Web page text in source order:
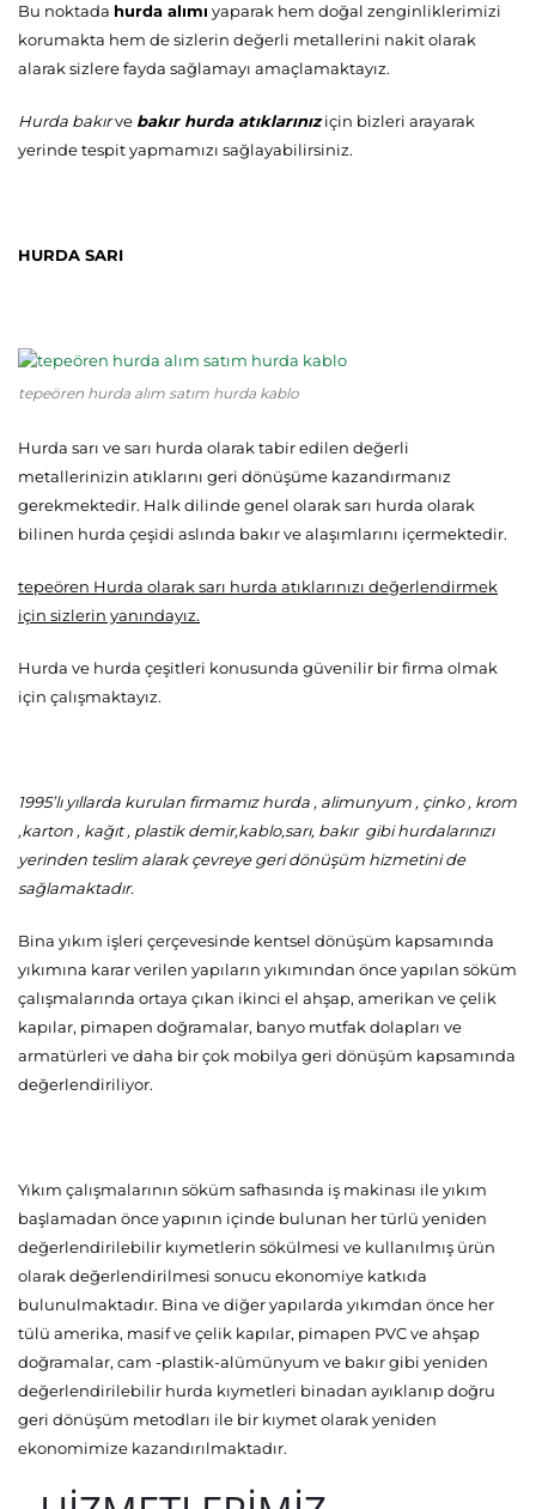
Bu noktada hurda alımı yaparak hem doğal zenginliklerimizi
korumakta hem de sizlerin değerli metallerini nakit olarak
alarak sizlere fayda sağlamayı amaçlamaktayız.
Hurda bakırve bakır hurda atıklarınıziçin bizleri arayarak
yerinde tespit yapmamızı sağlayabilirsiniz.
HURDA SARI
tepeören hurda alım satım hurda kablo
Hurda sarı ve sarı hurda olarak tabir edilen değerli
metallerinizin atıklarını geri dönüşüme kazandırmanız
gerekmektedir. Halk dilinde genel olarak sarı hurda olarak
bilinen hurda çeşidi aslında bakır ve alaşımlarını içermektedir.
tepeören Hurda olarak sarı hurda atıklarınızı değerlendirmek
için sizlerin yanındayız.
Hurda ve hurda çeşitleri konusunda güvenilir bir firma olmak
için çalışmaktayız.
1995’lı yıllarda kurulan firmamız hurda , alimunyum , çinko , krom
,karton , kağıt , plastik demir,kablo,sarı, bakır gibi hurdalarınızı
yerinden teslim alarak çevreye geri dönüşüm hizmetini de
sağlamaktadır.
Bina yıkım işleri çerçevesinde kentsel dönüşüm kapsamında
yıkımına karar verilen yapıların yıkımından önce yapılan söküm
çalışmalarında ortaya çıkan ikinci el ahşap, amerikan ve çelik
kapılar, pimapen doğramalar, banyo mutfak dolapları ve
armatürleri ve daha bir çok mobilya geri dönüşüm kapsamında
değerlendiriliyor.
Yıkım çalışmalarının söküm safhasında iş makinası ile yıkım
başlamadan önce yapının içinde bulunan her türlü yeniden
değerlendirilebilir kıymetlerin sökülmesi ve kullanılmış ürün
olarak değerlendirilmesi sonucu ekonomiye katkıda
bulunulmaktadır. Bina ve diğer yapılarda yıkımdan önce her
tülü amerika, masif ve çelik kapılar, pimapen PVC ve ahşap
doğramalar, cam -plastik-alümünyum ve bakır gibi yeniden
değerlendirilebilir hurda kıymetleri binadan ayıklanıp doğru
geri dönüşüm metodları ile bir kıymet olarak yeniden
ekonomimize kazandırılmaktadır.